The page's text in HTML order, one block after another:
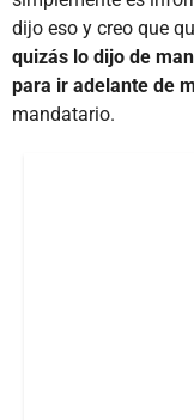
dijo eso y creo que
quizás lo dijo de
para ir adelante de
mandatario.